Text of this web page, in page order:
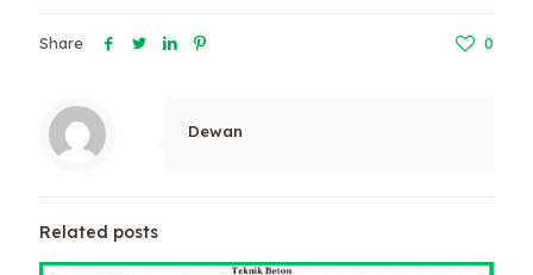
Share 0
Dewan
Related posts